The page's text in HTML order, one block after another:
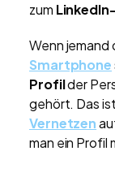
zum
Wenn jemand
Smartphone
Profilder
gehört. Das
Vernetzen
man ein Profil